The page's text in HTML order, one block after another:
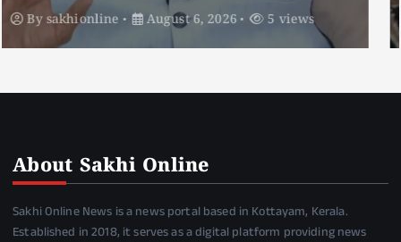
Bysakhionline August 6, 2026 4 views
About Sakhi Online
Sakhi Online News is a news portal based in Kottayam, Kerala.
Established in 2018, it serves as a digital platform providing news